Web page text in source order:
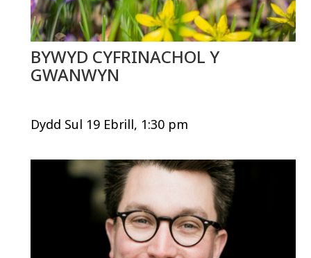
BYWYD CYFRINACHOL Y
GWANWYN
Dydd Sul 19 Ebrill, 1:30 pm